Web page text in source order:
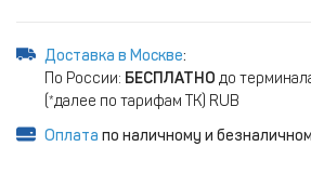
Доставка в Москве:
По России: БЕСПЛАТНО до
(*далее по тарифам ТК) RUB
Оплата по наличному и